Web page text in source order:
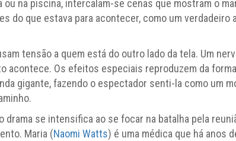
na piscina, intercalam-se cenas que mostram o
do que estava para acontecer, como um verdadeiro
tensão a quem está do outro lado da tela. Um
acontece. Os efeitos especiais reproduzem da
gigante, fazendo o espectador senti-la como um
drama se intensifica ao se focar na batalha pela
Maria (Naomi Watts) é uma médica que há anos